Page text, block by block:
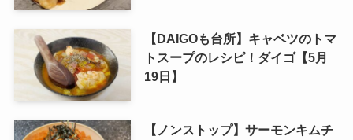
【DAIGOも台所】キャベツのトマ
トスープのレシピ！ダイゴ【5月
19日】
【ノンストップ】サーモンキムチ